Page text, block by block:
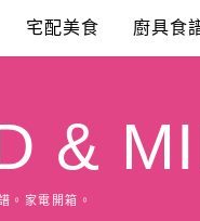
宅配美食 廚具食
&
。家電開箱。